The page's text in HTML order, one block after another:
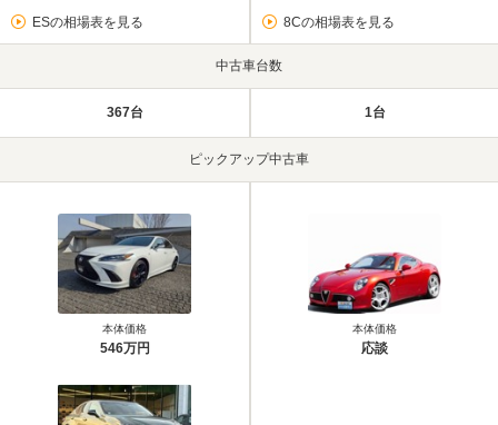
ESの相場表を見る 8Cの相場表を見る
中古車台数
367台 1台
ピックアップ中古車
本体価格
546万円
本体価格
応談